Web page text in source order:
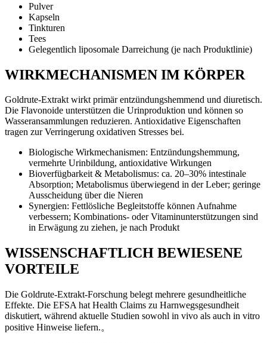
Pulver
Kapseln
Tinkturen
Tees
Gelegentlich liposomale Darreichung (je nach Produktlinie)
WIRKMECHANISMEN IM KÖRPER
Goldrute-Extrakt wirkt primär entzündungshemmend und diuretisch.
Die Flavonoide unterstützen die Urinproduktion und können so
Wasseransammlungen reduzieren. Antioxidative Eigenschaften
tragen zur Verringerung oxidativen Stresses bei.
Biologische Wirkmechanismen: Entzündungshemmung,
vermehrte Urinbildung, antioxidative Wirkungen
Bioverfügbarkeit & Metabolismus: ca. 20–30% intestinale
Absorption; Metabolismus überwiegend in der Leber; geringe
Ausscheidung über die Nieren
Synergien: Fettlösliche Begleitstoffe können Aufnahme
verbessern; Kombinations- oder Vitaminunterstützungen sind
in Erwägung zu ziehen, je nach Produkt
WISSENSCHAFTLICH BEWIESENE
VORTEILE
Die Goldrute-Extrakt-Forschung belegt mehrere gesundheitliche
Effekte. Die EFSA hat Health Claims zu Harnwegsgesundheit
diskutiert, während aktuelle Studien sowohl in vivo als auch in vitro
positive Hinweise liefern.。